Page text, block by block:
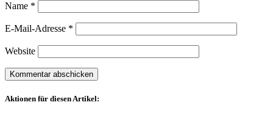
Name *
E-Mail-Adresse *
Website
Aktionen für diesen Artikel: